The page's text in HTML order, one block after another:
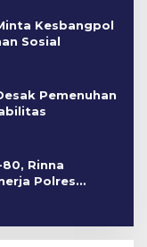
Kesbangpol
Sosial
Pemenuhan
Rinna
Polres